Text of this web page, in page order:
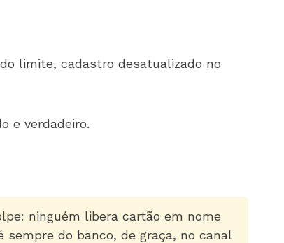
limite, cadastro desatualizado no
e verdadeiro.
ninguém libera cartão em nome
sempre do banco, de graça, no canal